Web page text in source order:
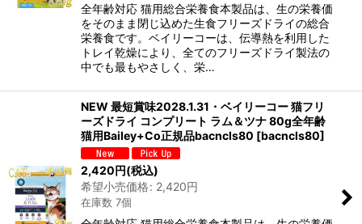
全年齢対応 猫用総合栄養食本製品は、生の栄養価
をそのまま閉じ込めた生食フリーズドライの総合
栄養食です。ベイリーコーは、伝導熱を利用した
トレイ乾燥により、全てのフリーズドライ製法の
中でも最もやさしく、栄…
NEW 最短賞味2028.1.31・ベイリーコー 猫フリ
ーズドライ コンプリート ラム＆ツナ 80g全年齢
猫用Bailey+Co正規品bacncls80 [bacncls80]
2,420円(税込)
希望小売価格: 2,420円
在庫数 7個